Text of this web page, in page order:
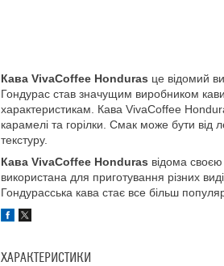
Кава VivaCoffee Honduras це відомий
Гондурас став значущим виробником
характеристикам. Кава VivaCoffee
карамелі та горілки. Смак може бути від
текстуру.
Кава VivaCoffee Honduras відома
використана для приготування різних
Гондурасська кава стає все більш
ХАРАКТЕРИСТИКИ